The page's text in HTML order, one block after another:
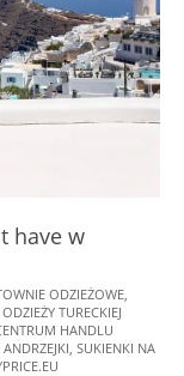
have w
ODZIEŻOWE,
TURECKIEJ
HANDLU
, SUKIENKI NA